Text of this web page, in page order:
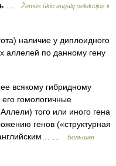
…
Žemės ūkio augalų selekcijos ir
наличие у диплоидного
аллелей по данному гену
гибридному
гомологичные
того или иного гена
генов («структурная
английским… …
Большая